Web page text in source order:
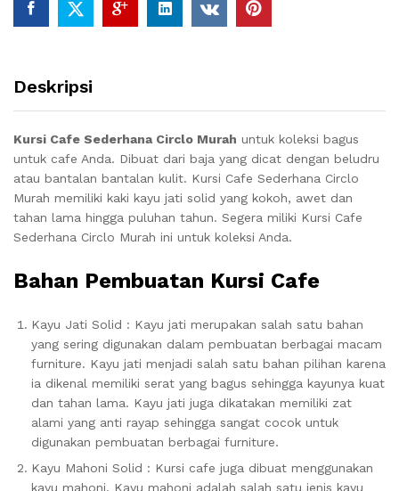
Deskripsi
Kursi Cafe Sederhana Circlo Murah untuk koleksi bagus
untuk cafe Anda. Dibuat dari baja yang dicat dengan beludru
atau bantalan bantalan kulit. Kursi Cafe Sederhana Circlo
Murah memiliki kaki kayu jati solid yang kokoh, awet dan
tahan lama hingga puluhan tahun. Segera miliki Kursi Cafe
Sederhana Circlo Murah ini untuk koleksi Anda.
Bahan Pembuatan Kursi Cafe
Kayu Jati Solid : Kayu jati merupakan salah satu bahan
yang sering digunakan dalam pembuatan berbagai macam
furniture. Kayu jati menjadi salah satu bahan pilihan karena
ia dikenal memiliki serat yang bagus sehingga kayunya kuat
dan tahan lama. Kayu jati juga dikatakan memiliki zat
alami yang anti rayap sehingga sangat cocok untuk
digunakan pembuatan berbagai furniture.
Kayu Mahoni Solid : Kursi cafe juga dibuat menggunakan
kayu mahoni. Kayu mahoni adalah salah satu jenis kayu